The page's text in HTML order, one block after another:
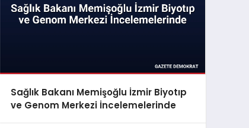
Sağlık Bakanı Memişoğlu İzmir Biyotıp
ve Genom Merkezi İncelemelerinde